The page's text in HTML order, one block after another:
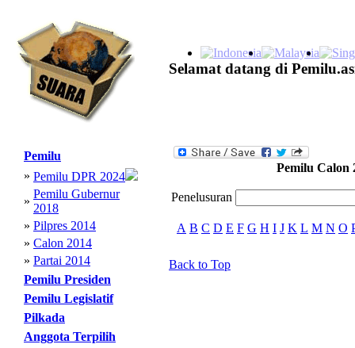
Selamat datang di
Pemilu
» Pemilu DPR 2024
»
Pemilu Gubernur
2018
» Pilpres 2014
» Calon 2014
» Partai 2014
Pemilu Presiden
Pemilu Legislatif
Pilkada
Anggota Terpilih
Pemilu Calon
Penelusuran
A B C D E F G H I J K L M N O
Back to Top